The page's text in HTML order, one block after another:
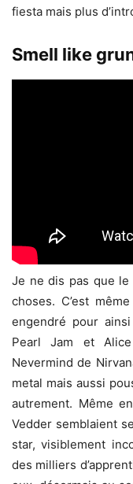
fiesta mais plus
Smell like
Je ne dis pas que le
choses. C’est
engendré pour
Pearl Jam et
Nevermind de
metal mais aussi
autrement. Même
Vedder semblaient
star, visiblement
des milliers